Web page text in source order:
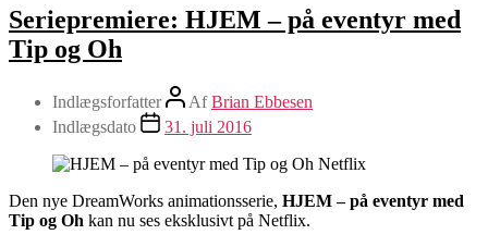
Seriepremiere: HJEM – på eventyr med
Tip og Oh
Indlægsforfatter AfBrian Ebbesen
Indlægsdato
31. juli 2016
Den nye DreamWorks animationsserie, HJEM – på eventyr med
Tip og Oh kan nu ses eksklusivt på Netflix.